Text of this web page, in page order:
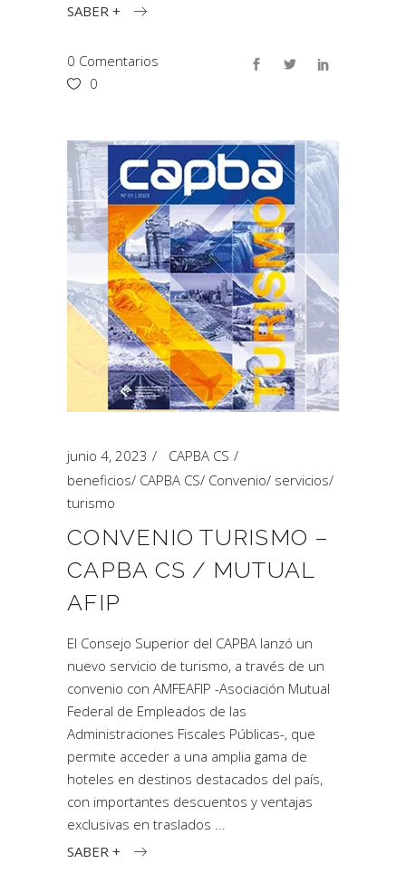
SABER +
0 Comentarios
0
junio 4, 2023
CAPBA CS
beneficios/ CAPBA CS/ Convenio/ servicios/
turismo
CONVENIO TURISMO –
CAPBA CS / MUTUAL
AFIP
El Consejo Superior del CAPBA lanzó un
nuevo servicio de turismo, a través de un
convenio con AMFEAFIP -Asociación Mutual
Federal de Empleados de las
Administraciones Fiscales Públicas-, que
permite acceder a una amplia gama de
hoteles en destinos destacados del país,
con importantes descuentos y ventajas
exclusivas en traslados
SABER +